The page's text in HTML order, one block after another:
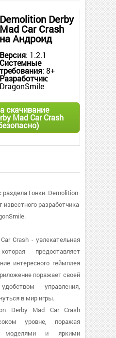
Demolition Derby
Mad Car Crash
на Андроид
Версия: 1.2.1
Системные
требования: 8+
Разработчик:
DragonSmile
скачивание
Mad Car Crash
раздела Гонки. Demolition
известного разработчика
Crash - увлекательная
предоставляет
интересного геймплея
поражает своей
управления,
в мир игры.
Derby Mad Car Crash
уровне, поражая
моделями и яркими